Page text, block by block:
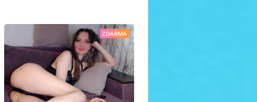
ZDARMA